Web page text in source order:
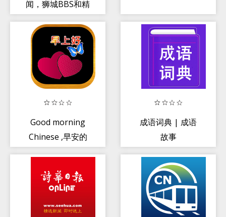
闻，狮城BBS和精
Good morning
Chinese ,早安的
成语词典 | 成语
故事